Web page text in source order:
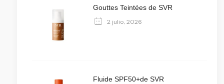
Gouttes Teintées de SVR
2 julio, 2026
Fluide SPF50+de SVR